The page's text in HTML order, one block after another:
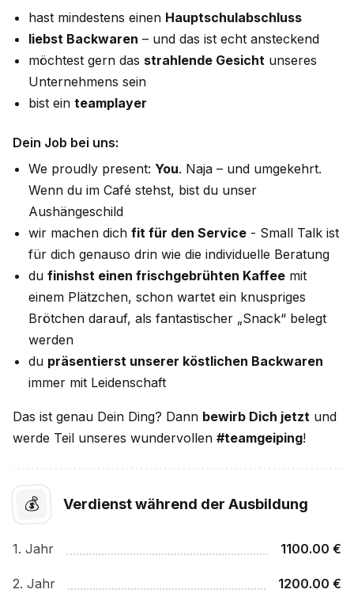
hast mindestens einen Hauptschulabschluss
liebst Backwaren – und das ist echt ansteckend
möchtest gern das strahlende Gesicht unseres
Unternehmens sein
bist ein teamplayer
Dein Job bei uns:
We proudly present: You. Naja – und umgekehrt.
Wenn du im Café stehst, bist du unser
Aushängeschild
wir machen dich fit für den Service - Small Talk ist
für dich genauso drin wie die individuelle Beratung
du finishst einen frischgebrühten Kaffee mit
einem Plätzchen, schon wartet ein knuspriges
Brötchen darauf, als fantastischer „Snack“ belegt
werden
du präsentierst unserer köstlichen Backwaren
immer mit Leidenschaft
Das ist genau Dein Ding? Dann bewirb Dich jetzt und
werde Teil unseres wundervollen #teamgeiping!
💰 Verdienst während der Ausbildung
1. Jahr 1100.00 €
2. Jahr 1200.00 €